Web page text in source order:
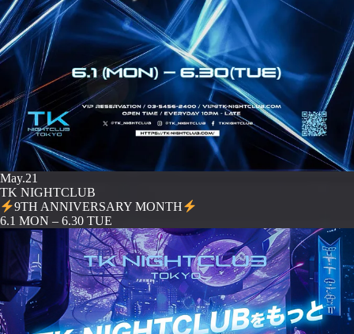
May.21
TK NIGHTCLUB
9TH ANNIVERSARY MONTH
️6.1 MON – 6.30 TUE